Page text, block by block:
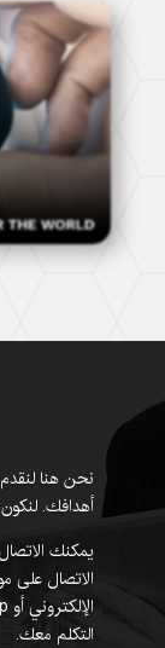
نحن هنا
أهدافك.
يمكنك
الاتصال على
الإلكتروني أو
التكلم معك.